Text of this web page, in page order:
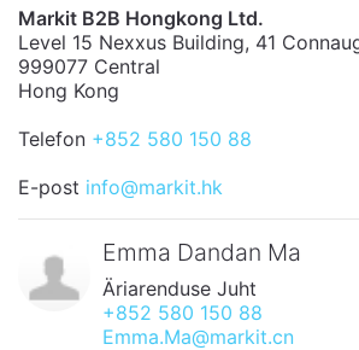
Markit B2B Hongkong Ltd.
Level 15 Nexxus Building, 41
999077 Central
Hong Kong
Telefon +852 580 150 88
E-post info@markit.hk
Emma Dandan Ma
Äriarenduse Juht
+852 580 150 88
Emma.Ma@markit.cn